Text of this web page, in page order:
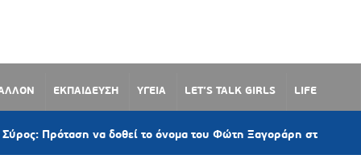
ΕΚΠΑΙΔΕΥΣΗ ΥΓΕΙΑ LET’S TALK GIRLS LIFE
να δοθεί το όνομα του Φώτη Ξαγοράρη στον παραλιακό δρόμο